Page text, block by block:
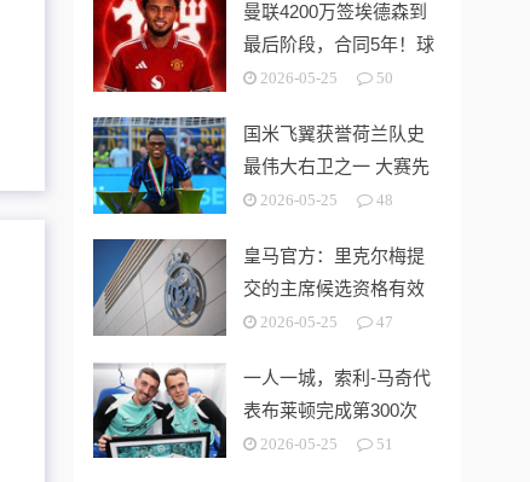
曼联4200万签埃德森到
最后阶段，合同5年！球
员拒绝别队只等红魔
2026-05-25 50
国米飞翼获誉荷兰队史
最伟大右卫之一 大赛先
生能否比肩巴萨传奇
2026-05-25 48
皇马官方：里克尔梅提
交的主席候选资格有效
2026-05-25 47
一人一城，索利-马奇代
表布莱顿完成第300次
出场
2026-05-25 51